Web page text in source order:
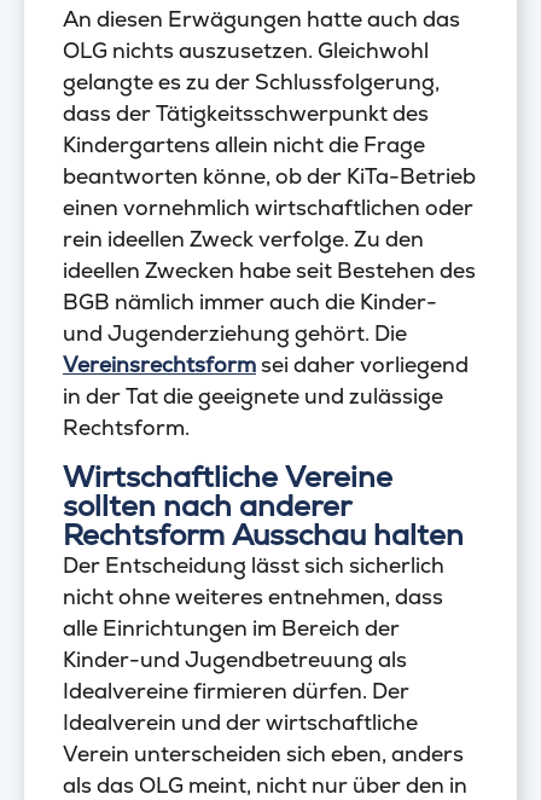
An diesen Erwägungen hatte auch das
OLG nichts auszusetzen. Gleichwohl
gelangte es zu der Schlussfolgerung,
dass der Tätigkeitsschwerpunkt des
Kindergartens allein nicht die Frage
beantworten könne, ob der KiTa-Betrieb
einen vornehmlich wirtschaftlichen oder
rein ideellen Zweck verfolge. Zu den
ideellen Zwecken habe seit Bestehen des
BGB nämlich immer auch die Kinder-
und Jugenderziehung gehört. Die
Vereinsrechtsformsei daher vorliegend
in der Tat die geeignete und zulässige
Rechtsform.
Wirtschaftliche Vereine
sollten nach anderer
Rechtsform Ausschau halten
Der Entscheidung lässt sich sicherlich
nicht ohne weiteres entnehmen, dass
alle Einrichtungen im Bereich der
Kinder-und Jugendbetreuung als
Idealvereine firmieren dürfen. Der
Idealverein und der wirtschaftliche
Verein unterscheiden sich eben, anders
als das OLG meint, nicht nur über den in